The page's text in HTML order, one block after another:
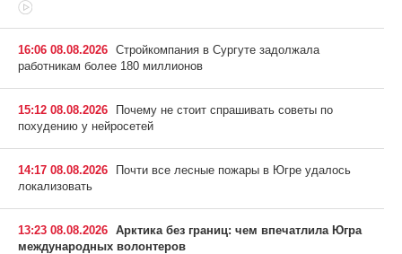
16:06 08.08.2026 Стройкомпания в Сургуте задолжала
работникам более 180 миллионов
15:12 08.08.2026
Почему не стоит спрашивать советы по
похудению у нейросетей
14:17 08.08.2026
Почти все лесные пожары в Югре удалось
локализовать
13:23 08.08.2026 Арктика без границ: чем впечатлила Югра
международных волонтеров